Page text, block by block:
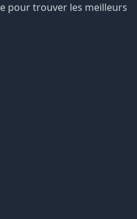
pour trouver les meilleurs